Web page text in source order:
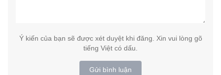
Ý kiến của bạn sẽ được xét duyệt khi đăng. Xin vui lòng gõ
tiếng Việt có dấu.
Gửi bình luận